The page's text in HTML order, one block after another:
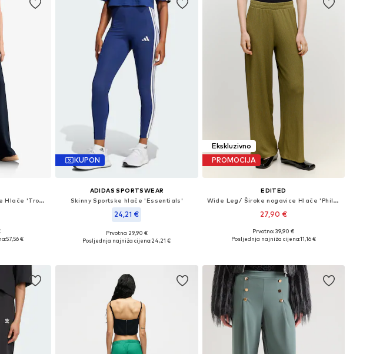
Wide Leg/ Široke nogavice Hlače 'Tropical Fluid'
38, 40
57,56 €
KUPON
ADIDAS SPORTSWEAR
Skinny Sportske hlače 'Essentials'
24,21 €
+ 6
Dostupno u više veličina
Prvotno: 29,90 €
Posljednja najniža cijena:24,21 €
Ekskluzivno
PROMOCIJA
EDITED
Wide Leg/ Široke nogavice Hlače 'Philine'
27,90 €
Dostupne veličine: 34, 36, 38, 40
Prvotno: 39,90 €
Posljednja najniža cijena:11,16 €